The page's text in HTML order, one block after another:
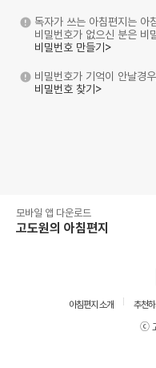
독자가 쓰는 아침편지는 아
비밀번호가 없으신 분은 비
비밀번호 만들기>
비밀번호가 기억이 안날경
비밀번호 찾기>
모바일 앱 다운로드
고도원의 아침편지
아침편지 소개 추천하
ⓒ